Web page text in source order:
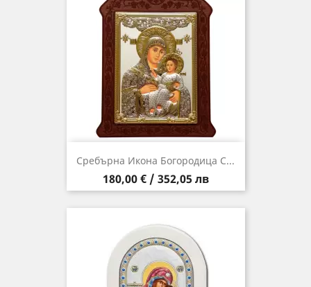
Сребърна Икона Богородица С...
Цена
180,00 € / 352,05 лв